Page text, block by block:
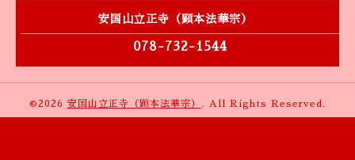
安国山立正寺（顕本法華宗）
078-732-1544
©2026 安国山立正寺（顕本法華宗） . All Rights Reserved.